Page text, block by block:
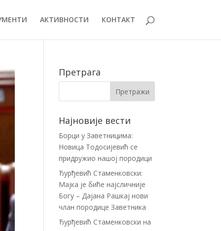
АКТИВНОСТИ КОНТАКТ
Претрага
Најновије вести
Борци у Заветницима:
Новица Тодосијевић се
придружио нашој породици
Ђурђевић Стаменковски:
Мајка је биће најсличније
Богу – Дајана Рашкај нови
члан породице Заветника
Ђурђевић Стаменковски на